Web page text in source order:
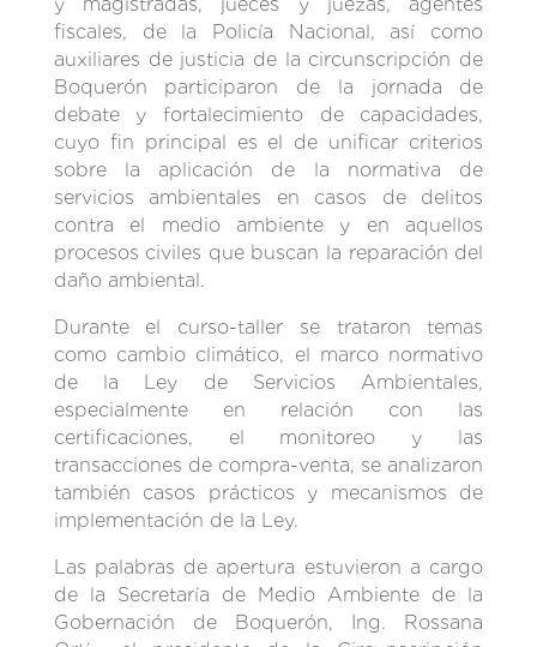
fiscales, de la Policía Nacional, así como
auxiliares de justicia de la circunscripción de
Boquerón participaron de la jornada de
debate y fortalecimiento de capacidades,
cuyo fin principal es el de unificar criterios
sobre la aplicación de la normativa de
servicios ambientales en casos de delitos
contra el medio ambiente y en aquellos
procesos civiles que buscan la reparación del
daño ambiental.
Durante el curso-taller se trataron temas
como cambio climático, el marco normativo
de la Ley de Servicios Ambientales,
especialmente en relación con las
certificaciones, el monitoreo y las
transacciones de compra-venta, se analizaron
también casos prácticos y mecanismos de
implementación de la Ley.
Las palabras de apertura estuvieron a cargo
de la Secretaría de Medio Ambiente de la
Gobernación de Boquerón, Ing. Rossana